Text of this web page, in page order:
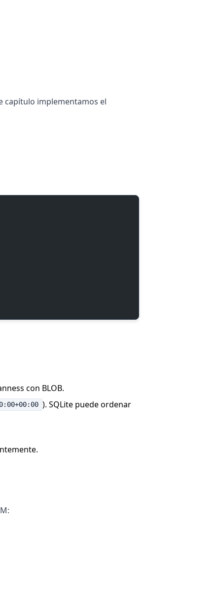
capítulo implementamos el
con BLOB.
). SQLite puede ordenar